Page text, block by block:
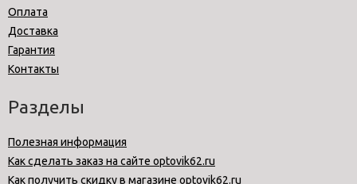
Оплата
Доставка
Гарантия
Контакты
Разделы
Полезная информация
Как сделать заказ на сайте optovik62.ru
Как получить скидку в магазине optovik62.ru